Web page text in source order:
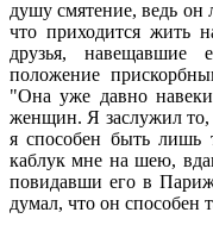
душу смятение, ведь
что приходится жить
друзья, навещавшие
положение
"Она уже давно
женщин. Я заслужил то,
я способен быть лишь
каблук мне на шею,
повидавши его в
думал, что он способен